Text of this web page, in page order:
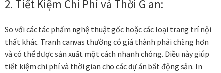
Thịnh Vượng Collection
Tranh ánh kim Collection
Tranh điêu khắc gỗ Collection
2. Tiết Kiệm Chi Phí và Thời Gian:
So với các tác phẩm nghệ thuật gốc hoặc các loại trang trí nội
thất khác. Tranh canvas thường có giá thành phải chăng hơn
và có thể được sản xuất một cách nhanh chóng. Điều này giúp
tiết kiệm chi phí và thời gian cho các dự án bất động sản. In